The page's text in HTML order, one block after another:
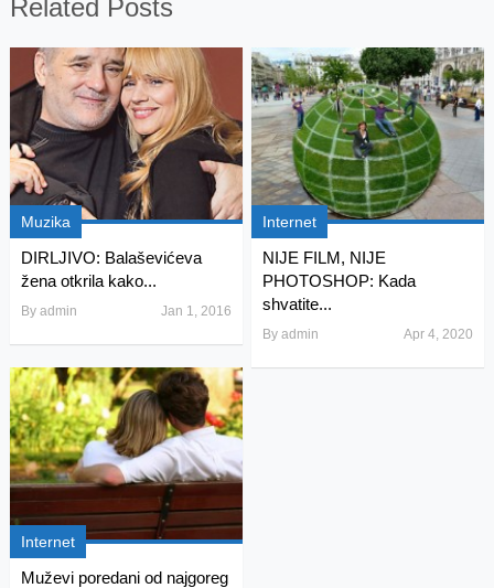
Related Posts
Muzika
DIRLJIVO: Balaševićeva
žena otkrila kako...
By admin Jan 1, 2016
Internet
NIJE FILM, NIJE
PHOTOSHOP: Kada
shvatite...
Byadmin Apr 4, 2020
Internet
Muževi poredani od najgoreg